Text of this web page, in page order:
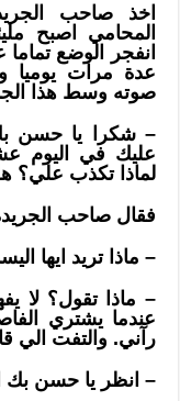
اخذ صاحب
المحامي اصبح
انفجر الوضع
عدة مرات يوميا
صوته وسط هذا
– شكرا يا حسن بك
عليك في اليوم
لماذا تكذب علي؟
فقال صاحب
– ماذا تريد ايها
– ماذا تقول؟ لا
عندما يشتري
رآني. والتفت الي
– انظر يا حسن بك